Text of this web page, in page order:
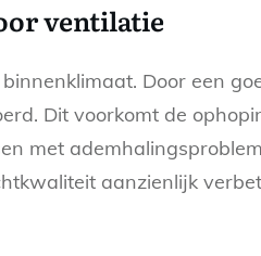
ventilatie
Door een
Dit voorkomt de
met
aanzienlijk